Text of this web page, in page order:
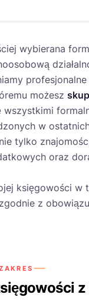
wybierana
możesz
wszystkimi
w
tylko
oraz
księgowości w
z
z